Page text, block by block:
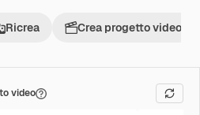
Ricrea Crea progetto video
video